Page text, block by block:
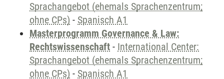
Sprachangebot (ehemals Sprachenzentrum;
ohne CPs) - Spanisch A1
Masterprogramm Governance & Law:
Rechtswissenschaft - International Center:
Sprachangebot (ehemals Sprachenzentrum;
ohne CPs) - Spanisch A1